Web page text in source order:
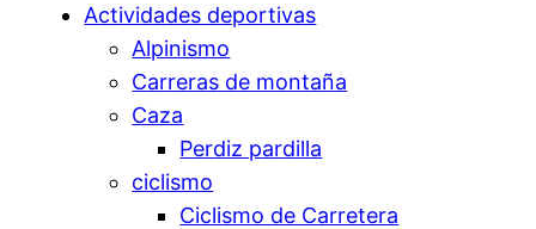
Actividades deportivas
Alpinismo
Carreras de montaña
Caza
Perdiz pardilla
ciclismo
Ciclismo de Carretera